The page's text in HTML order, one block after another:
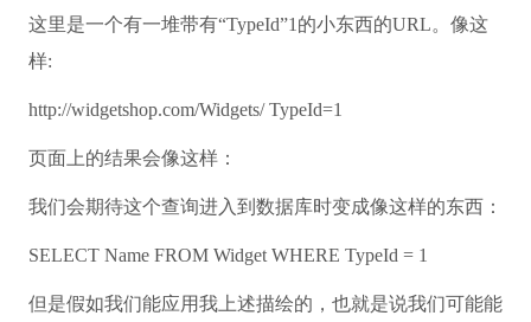
这里是一个有一堆带有“TypeId”1的小东西的URL。像这
样:
http://widgetshop.com/Widgets/ TypeId=1
页面上的结果会像这样：
我们会期待这个查询进入到数据库时变成像这样的东西：
SELECT Name FROMWidget WHERE TypeId = 1
但是假如我们能应用我上述描绘的，也就是说我们可能能